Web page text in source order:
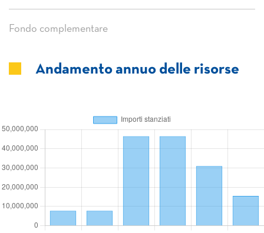
Fondo complementare
Andamento annuo delle risorse